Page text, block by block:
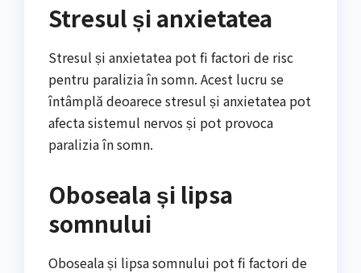
Stresul și anxietatea
Stresul și anxietatea pot fi factori de risc
pentru paralizia în somn. Acest lucru se
întâmplă deoarece stresul și anxietatea pot
afecta sistemul nervos și pot provoca
paralizia în somn.
Oboseala și lipsa
somnului
Oboseala și lipsa somnului pot fi factori de